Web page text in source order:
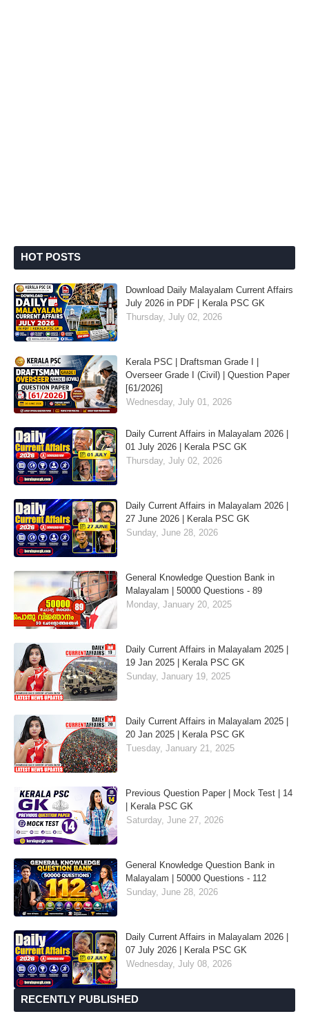
HOT POSTS
Download Daily Malayalam Current Affairs
July 2026 in PDF | Kerala PSC GK
Thursday, July 02, 2026
Kerala PSC | Draftsman Grade I |
Overseer Grade I (Civil) | Question Paper
[61/2026]
Wednesday, July 01, 2026
Daily Current Affairs in Malayalam 2026 |
01 July 2026 | Kerala PSC GK
Thursday, July 02, 2026
Daily Current Affairs in Malayalam 2026 |
27 June 2026 | Kerala PSC GK
Sunday, June 28, 2026
General Knowledge Question Bank in
Malayalam | 50000 Questions - 89
Monday, January 20, 2025
Daily Current Affairs in Malayalam 2025 |
19 Jan 2025 | Kerala PSC GK
Sunday, January 19, 2025
Daily Current Affairs in Malayalam 2025 |
20 Jan 2025 | Kerala PSC GK
Tuesday, January 21, 2025
Previous Question Paper | Mock Test | 14
| Kerala PSC GK
Saturday, June 27, 2026
General Knowledge Question Bank in
Malayalam | 50000 Questions - 112
Sunday, June 28, 2026
Daily Current Affairs in Malayalam 2026 |
07 July 2026 | Kerala PSC GK
Wednesday, July 08, 2026
RECENTLY PUBLISHED